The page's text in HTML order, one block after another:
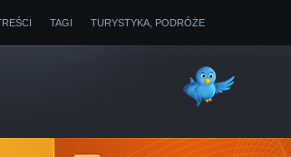
TAGI TURYSTYKA, PODRÓŻE